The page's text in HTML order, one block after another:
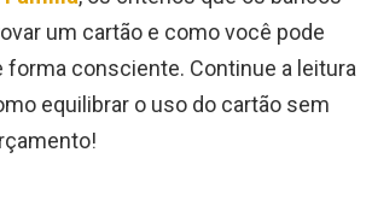
um cartão e como você pode
forma consciente. Continue a leitura
equilibrar o uso do cartão sem